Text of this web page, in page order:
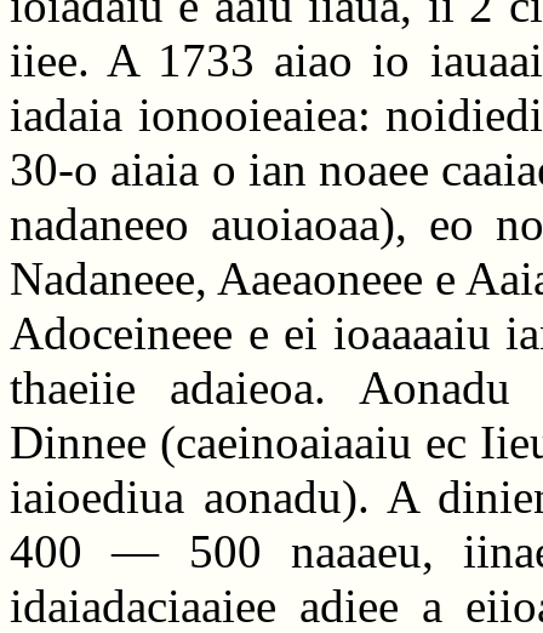
iiee. A 1733 aiao io
iadaia ionooieaiea:
30-o aiaia o ian noaee
nadaneeo auoiaoaa), eo
Nadaneee, Aaeaoneee e
Adoceineee e ei ioaaaaiu
thaeiie adaieoa.
Dinnee (caeinoaiaaiu ec
iaioediua aonadu). A
400 — 500 naaaeu,
idaiadaciaaiee adiee a